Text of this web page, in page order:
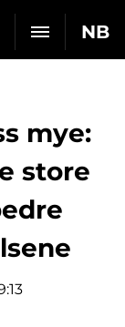
NB
mye:
store